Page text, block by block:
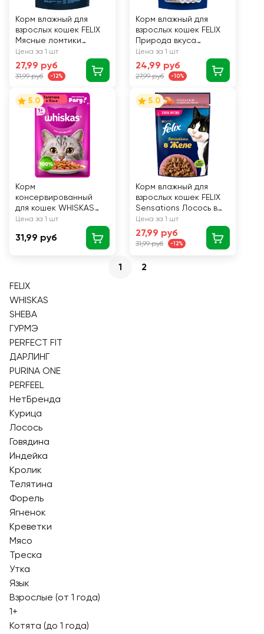
Корм влажный для
взрослых кошек FELIX
Мясные ломтики
с курицей в соусе, 75г
Цена за 1 шт
27,99 руб
31,99 руб -12%
Корм влажный для
взрослых кошек FELIX
Природа вкуса
Курица, 75г
Цена за 1 шт
24,99 руб
27,99 руб -10%
5.0
Корм
консервированный
для кошек WHISKAS
Телятина и язык, рагу,
Цена за 1 шт
31,99 руб
5.0
Корм влажный для
взрослых кошек FELIX
Sensations Лосось в
желе со вкусом
трески, 75г
Цена за 1 шт
27,99 руб
31,99 руб -12%
1
2
FELIX
WHISKAS
SHEBA
ГУРМЭ
PERFECT FIT
ДАРЛИНГ
PURINA ONE
PERFEEL
НетБренда
Курица
Лосось
Говядина
Индейка
Кролик
Телятина
Форель
Ягненок
Креветки
Мясо
Треска
Утка
Язык
Взрослые (от 1 года)
1+
Котята (до 1 года)